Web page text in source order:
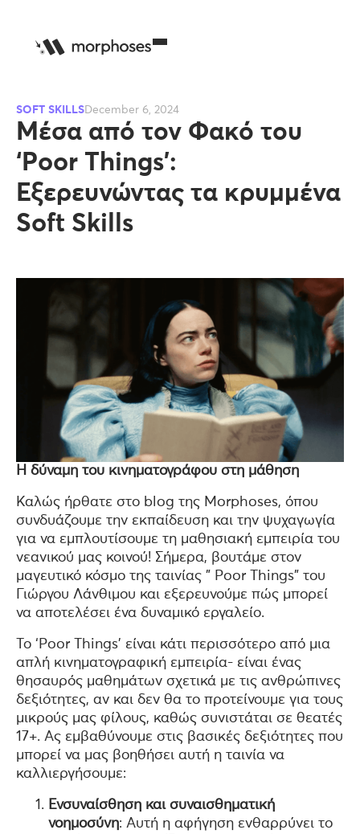
SOFT SKILLSDecember 6, 2024
Μέσα από τον Φακό του
‘Poor Things’:
Εξερευνώντας τα κρυμμένα
Soft Skills
Η δύναμη του κινηματογράφου στη μάθηση
Καλώς ήρθατε στο blog της Morphoses, όπου
συνδυάζουμε την εκπαίδευση και την ψυχαγωγία
για να εμπλουτίσουμε τη μαθησιακή εμπειρία του
νεανικού μας κοινού! Σήμερα, βουτάμε στον
μαγευτικό κόσμο της ταινίας ” Poor Things” του
Γιώργου Λάνθιμου και εξερευνούμε πώς μπορεί
να αποτελέσει ένα δυναμικό εργαλείο.
Το ‘Poor Things’ είναι κάτι περισσότερο από μια
απλή κινηματογραφική εμπειρία- είναι ένας
θησαυρός μαθημάτων σχετικά με τις ανθρώπινες
δεξιότητες, αν και δεν θα το προτείνουμε για τους
μικρούς μας φίλους, καθώς συνιστάται σε θεατές
17+. Ας εμβαθύνουμε στις βασικές δεξιότητες που
μπορεί να μας βοηθήσει αυτή η ταινία να
καλλιεργήσουμε:
Ενσυναίσθηση και συναισθηματική
νοημοσύνη: Αυτή η αφήγηση ενθαρρύνει το